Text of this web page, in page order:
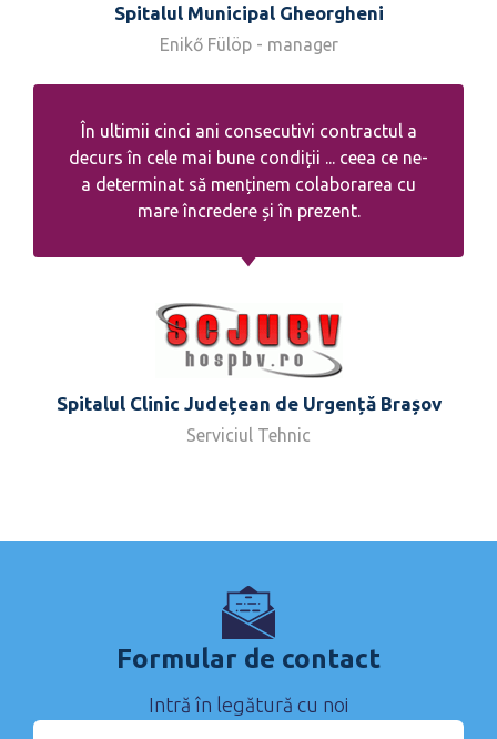
Spitalul Municipal Gheorgheni
Enikő Fülöp - manager
În ultimii cinci ani consecutivi contractul a
decurs în cele mai bune condiții ... ceea ce ne-
a determinat să menținem colaborarea cu
mare încredere și în prezent.
Spitalul Clinic Județean de Urgență Brașov
Serviciul Tehnic
Formular de contact
Intră în legătură cu noi